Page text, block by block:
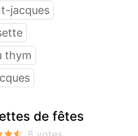
jacques
thym
de fêtes